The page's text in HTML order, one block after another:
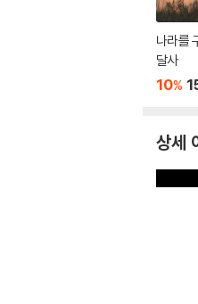
나라를
달사
10%
상세